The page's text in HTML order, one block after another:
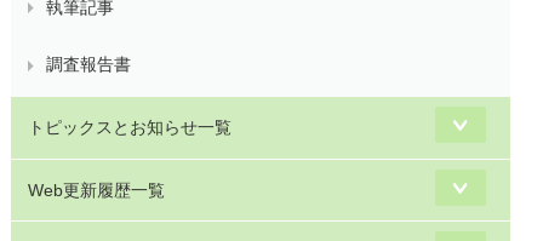
執筆記事
調査報告書
トピックスとお知らせ一覧
Web更新履歴一覧